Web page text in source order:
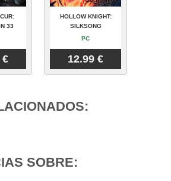
33
€
HOLLOW KNIGHT:
SILKSONG
PC
12.99 €
SOBRE: